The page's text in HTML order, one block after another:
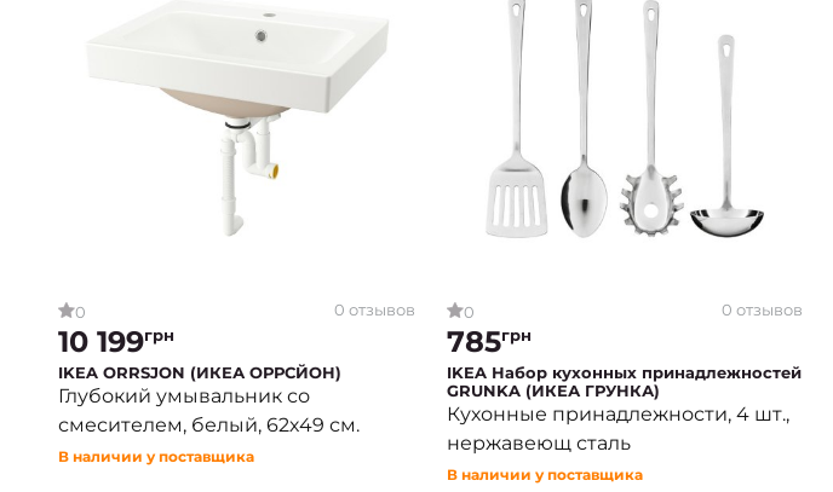
0 0 отзывов
10 199грн
IKEA ORRSJON (ИКЕА ОРРСЙОН)
Глубокий умывальник со
смесителем, белый, 62х49 см.
В наличии у поставщика
0 0 отзывов
785грн
IKEA Набор кухонных принадлежностей
GRUNKA (ИКЕА ГРУНКА)
Кухонные принадлежности, 4 шт.,
нержавеющ сталь
В наличии у поставщика